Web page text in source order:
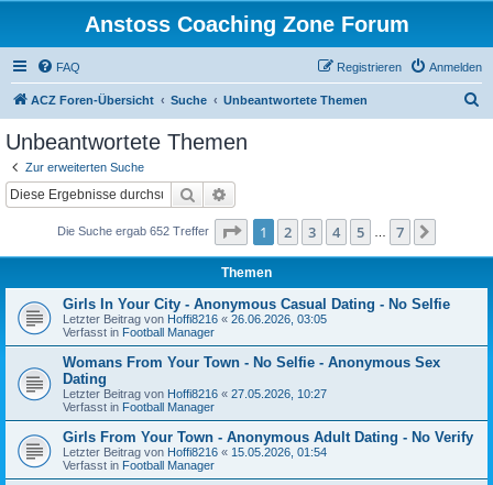
Anstoss Coaching Zone Forum
FAQ Anmelden
Registrieren
ACZ Foren-Übersicht Suche Unbeantwortete Themen
Unbeantwortete Themen
Zur erweiterten Suche
Suche
Die Suche ergab 652 Treffer Seite 1von
1 2 3 4 5 7
Themen
Girls In Your City - Anonymous Casual Dating - No Selfie
Letzter Beitrag von Hoffi8216 « 26.06.2026, 03:05
Verfasst in Football Manager
Womans From Your Town - No Selfie - Anonymous Sex
Dating
Letzter Beitrag von Hoffi8216 « 27.05.2026, 10:27
Verfasst in Football Manager
Girls From Your Town - Anonymous Adult Dating - No Verify
Letzter Beitrag von Hoffi8216 « 15.05.2026, 01:54
Verfasst in Football Manager